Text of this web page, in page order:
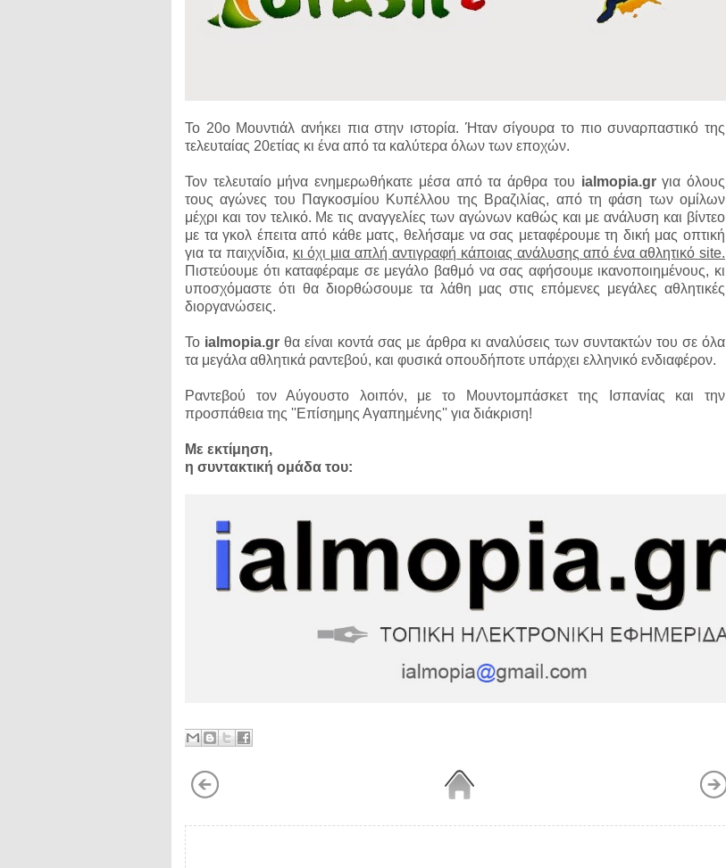
Το 20ο Μουντιάλ ανήκει πια στην ιστορία. Ήταν σίγουρα το πιο συναρπαστικό της
τελευταίας 20ετίας κι ένα από τα καλύτερα όλων των εποχών.
Τον τελευταίο μήνα ενημερωθήκατε μέσα από τα άρθρα του ialmopia.grγια όλους
τους αγώνες του Παγκοσμίου Κυπέλλου της Βραζιλίας, από τη φάση των ομίλων
μέχρι και τον τελικό. Με τις αναγγελίες των αγώνων καθώς και με ανάλυση και βίντεο
με τα γκολ έπειτα από κάθε ματς, θελήσαμε να σας μεταφέρουμε τη δική μας οπτική
για τα παιχνίδια, κι όχι μια απλή αντιγραφή κάποιας ανάλυσης από ένα αθλητικό site.
Πιστεύουμε ότι καταφέραμε σε μεγάλο βαθμό να σας αφήσουμε ικανοποιημένους, κι
υποσχόμαστε ότι θα διορθώσουμε τα λάθη μας στις επόμενες μεγάλες αθλητικές
διοργανώσεις.
Το ialmopia.gr θα είναι κοντά σας με άρθρα κι αναλύσεις των συντακτών του σε όλα
τα μεγάλα αθλητικά ραντεβού, και φυσικά οπουδήποτε υπάρχει ελληνικό ενδιαφέρον.
Ραντεβού τον Αύγουστο λοιπόν, με το Μουντομπάσκετ της Ισπανίας και την
προσπάθεια της ''Επίσημης Αγαπημένης'' για διάκριση!
Με εκτίμηση,
η συντακτική ομάδα του: